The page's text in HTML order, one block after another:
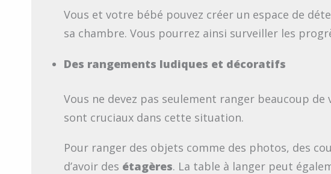
Vous et votre bébé pouvez créer un espace de
sa chambre. Vous pourrez ainsi surveiller les
Des rangements ludiques et décoratifs
Vous ne devez pas seulement ranger beaucoup
sont cruciaux dans cette situation.
Pour ranger des objets comme des photos, des
d’avoir des étagères. La table à langer peut